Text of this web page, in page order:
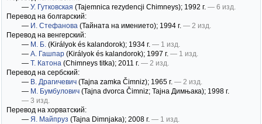
— У. Гутковская (Tajemnica rezydencji Chimneys); 1992 г. — 6 изд.
Перевод на болгарский:
— И. Стефанова (Тайната на имението); 1994 г. — 2 изд.
Перевод на венгерский:
— М. Б. (Királyok és kalandorok); 1934 г. — 1 изд.
— А. Гашпар (Királyok és kalandorok); 1997 г. — 1 изд.
— Т. Катона (Chimneys titka); 2011 г. — 2 изд.
Перевод на сербский:
— В. Драгичевич (Tajna zamka Čimniz); 1965 г. — 2 изд.
— М. Бумбулович (Tajna dvorca Čimniz; Тајна Димњака); 1998 г.
— 3 изд.
Перевод на хорватский:
— Я. Майпруз (Tajna Dimnjaka); 2008 г. — 1 изд.